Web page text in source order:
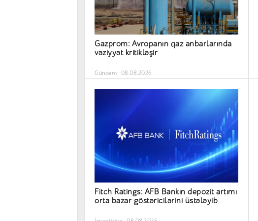
Gazprom: Avropanın qaz anbarlarında
vəziyyət kritikləşir
Gündəm 08.08.2026
Fitch Ratings: AFB Bankın depozit artımı
orta bazar göstəricilərini üstələyib